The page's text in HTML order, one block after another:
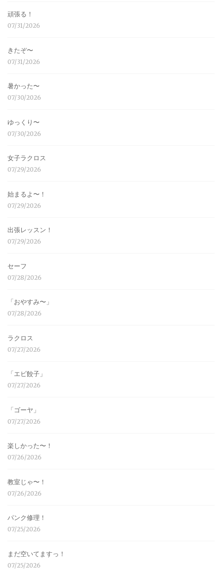
頑張る！
07/31/2026
きたぞ〜
07/31/2026
暑かった〜
07/30/2026
ゆっくり〜
07/30/2026
女子ラクロス
07/29/2026
始まるよ〜！
07/29/2026
出張レッスン！
07/29/2026
セーフ
07/28/2026
「おやすみ〜」
07/28/2026
ラクロス
07/27/2026
「エビ餃子」
07/27/2026
「ゴーヤ」
07/27/2026
楽しかった〜！
07/26/2026
教室じゃ〜！
07/26/2026
パンク修理！
07/25/2026
まだ空いてますっ！
07/25/2026